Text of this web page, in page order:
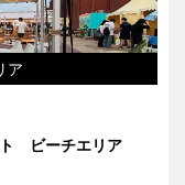
ア
ト ビーチエリア